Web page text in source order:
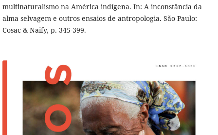
multinaturalismo na América indígena. In: A inconstância da
alma selvagem e outros ensaios de antropologia. São Paulo:
Cosac & Naify, p. 345-399.